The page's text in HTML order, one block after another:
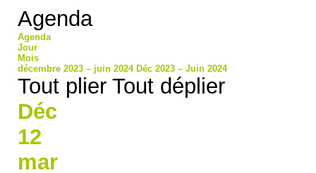
Agenda
Agenda
Jour
Mois
décembre 2023 – juin 2024 Déc 2023 – Juin 2024
Tout plier Tout déplier
Déc
12
mar